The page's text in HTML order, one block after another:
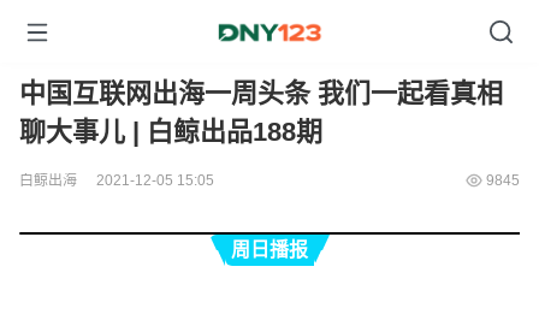
中国互联网出海一周头条 我们一起看真相
聊大事儿 | 白鲸出品188期
白鲸出海 2021-12-05 15:05 9845
周日播报